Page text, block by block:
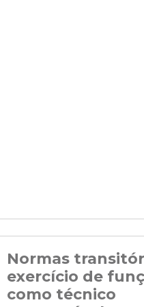
Normas
exercício de
como técnico